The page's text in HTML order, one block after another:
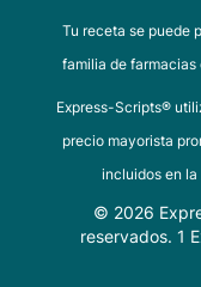
Tu receta se puede
familia de farmacias
Express-Scripts®
precio mayorista
incluidos en la
© 2026
reservados. 1